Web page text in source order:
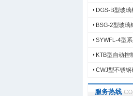
DGS-B型玻
BSG-2型玻璃
SYWFL-4型
KTB型自动控
CWJ型不锈
服务热线